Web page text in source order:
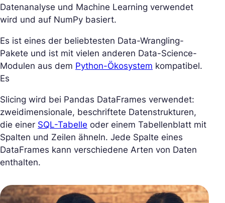
Datenanalyse und Machine Learning verwendet
wird und auf NumPy basiert.
Es ist eines der beliebtesten Data-Wrangling-
Pakete und ist mit vielen anderen Data-Science-
Modulen aus dem Python-Ökosystem kompatibel.
Es
Slicing wird bei Pandas DataFrames verwendet:
zweidimensionale, beschriftete Datenstrukturen,
die einer SQL-Tabelle oder einem Tabellenblatt mit
Spalten und Zeilen ähneln. Jede Spalte eines
DataFrames kann verschiedene Arten von Daten
enthalten.